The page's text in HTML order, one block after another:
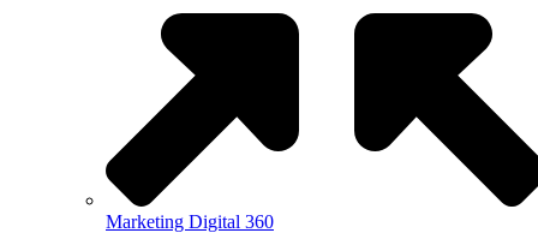
Marketing Digital 360